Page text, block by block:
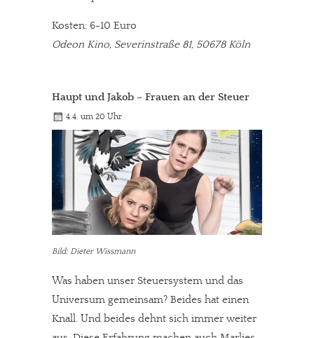
kannst Du uns mit einer kleinen Spende unterstützen.
Paypal - danke@meinesuedstadt.de
JETZT SPENDEN
Kosten: 6-10 Euro
Odeon Kino, Severinstraße 81, 50678 Köln
Haupt und Jakob – Frauen an der Steuer
4.4. um 20 Uhr
Bild: Dieter Wissmann
Was haben unser Steuersystem und das
Universum gemeinsam? Beides hat einen
Knall. Und beides dehnt sich immer weiter